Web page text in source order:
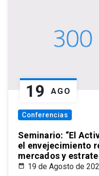
19 AGO
Conferencias
Seminario: “El
el envejecimiento
mercados y
19 de Agosto de